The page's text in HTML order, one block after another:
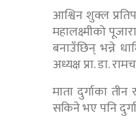
आश्विन शुक्ल
महालक्ष्मीको
बनाउँछिन् भन्ने
अध्यक्ष प्रा. डा.
माता दुर्गाका
सकिने भए पनि